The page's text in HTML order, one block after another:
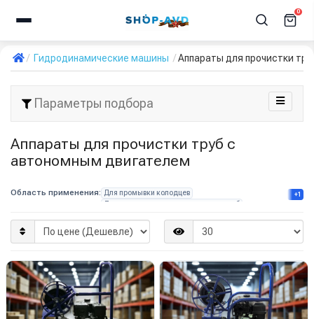
0
Гидродинамические машины Аппараты для прочистки
Параметры подбора
Аппараты для прочистки труб с
автономным двигателем
Область применения: Для промывки колодцев
Для прочистки канализационных труб
+1